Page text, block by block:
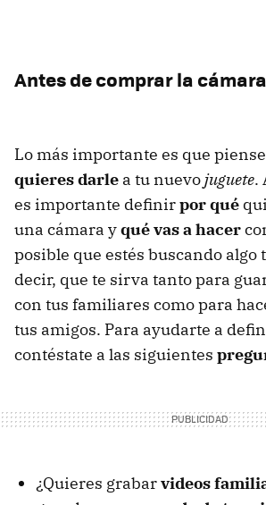
Antes de comprar la cámara
Lo más importante es que
quieres darle a tu nuevojuguete.
es importante definirpor qué
una cámara yqué vas a hacer
posible que estés buscando algo
decir, que te sirva tanto para
con tus familiares como para
tus amigos. Para ayudarte a
contéstate a las siguientes
¿Quieres grabarvideos